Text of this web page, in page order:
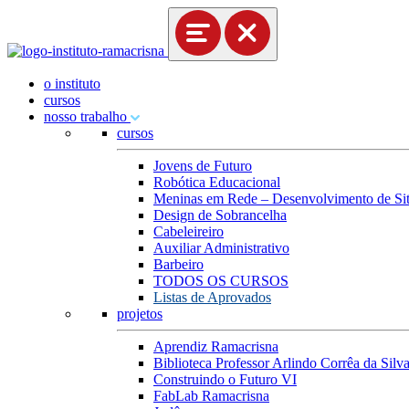
o instituto
cursos
nosso trabalho
cursos
Jovens de Futuro
Robótica Educacional
Meninas em Rede – Desenvolvimento de
Design de Sobrancelha
Cabeleireiro
Auxiliar Administrativo
Barbeiro
TODOS OS CURSOS
Listas de Aprovados
projetos
Aprendiz Ramacrisna
Biblioteca Professor Arlindo Corrêa da Silva
Construindo o Futuro VI
FabLab Ramacrisna